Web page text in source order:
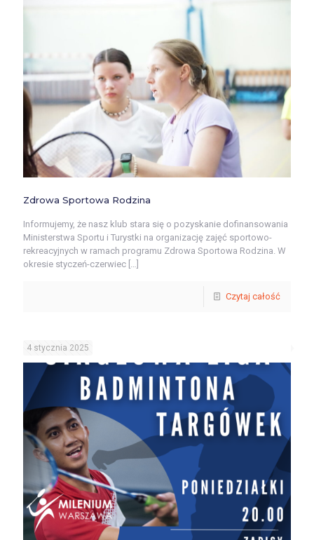
Zdrowa Sportowa Rodzina
Informujemy, że nasz klub stara się o pozyskanie dofinansowania
Ministerstwa Sportu i Turystki na organizację zajęć sportowo-
rekreacyjnych w ramach programu Zdrowa Sportowa Rodzina. W
okresie styczeń-czerwiec […]
Czytaj całość
4 stycznia 2025